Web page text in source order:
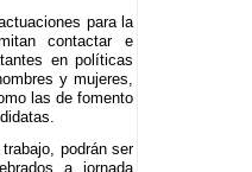
para la
contactar e
en políticas
y mujeres,
las de fomento
podrán ser
a jornada